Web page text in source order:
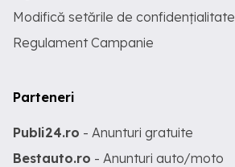
Modifică setările de confidențialitate
Regulament Campanie
Parteneri
Publi24.ro - Anunturi gratuite
Bestauto.ro - Anunturi auto/moto